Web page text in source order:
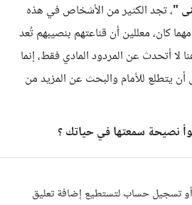
"، تجد الكثير من الأشخاص في هذه
كان، معللين أن قناعتهم بنصيبهم تُعد
لا أتحدث عن المردود المادي فقط، إنما
يتطلع للأمام والبحث عن المزيد من
نصيحة سمعتها في حياتك ؟
تسجيل حساب لتستطيع إضافة تعليق